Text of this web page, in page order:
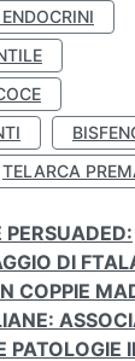
TELARCA
DI
COPPIE
PATOLOGIE